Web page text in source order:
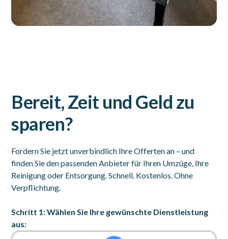
Bereit, Zeit und Geld zu
sparen?
Fordern Sie jetzt unverbindlich Ihre Offerten an – und
finden Sie den passenden Anbieter für Ihren Umzüge, Ihre
Reinigung oder Entsorgung. Schnell. Kostenlos. Ohne
Verpflichtung.
Schritt 1: Wählen Sie Ihre gewünschte Dienstleistung
aus: